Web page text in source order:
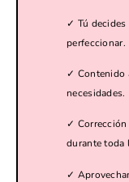
✓ Tú
perfeccionar.
✓ Contenido
necesidades.
✓
durante toda
✓